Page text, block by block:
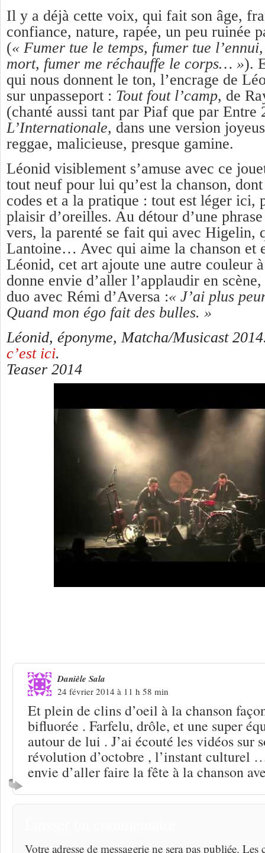
Il y a déjà cette voix, qui fait son âge,
confiance, nature, rapée, un peu ruinée
(« Fumer tue le temps, fumer tue
mort, fumer me réchauffe le corps… »).
qui nous donnent le ton, l’encrage de
sur unpasseport : Tout fout l’camp, de
(chanté aussi tant par Piaf que par Entre
L’Internationale, dans une version
reggae, malicieuse, presque gamine.
Léonid visiblement s’amuse avec ce
tout neuf pour lui qu’est la chanson,
codes et a la pratique : tout est léger ici,
plaisir d’oreilles. Au détour d’une
vers, la parenté se fait qui avec Higelin,
Lantoine… Avec qui aime la chanson et
Léonid, cet art ajoute une autre couleur
donne envie d’aller l’applaudir en
duo avec Rémi d’Aversa :« J’ai plus
Quand mon égo fait des bulles. »
Léonid, éponyme, Matcha/Musicast
c’est ici.
Teaser 2014
Danièle Sala
24 février 2014 à 11 h 58 min
Et plein de clins d’oeil à la chanson
bifluorée . Farfelu, drôle, et une super
autour de lui . J’ai écouté les vidéos sur
révolution d’octobre , l’instant culturel
envie d’aller faire la fête à la chanson
Votre adresse de messagerie ne sera pas publiée.